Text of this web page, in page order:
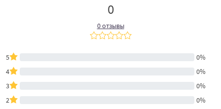
0
0 отзывы
5
0%
4
0%
3
0%
2
0%